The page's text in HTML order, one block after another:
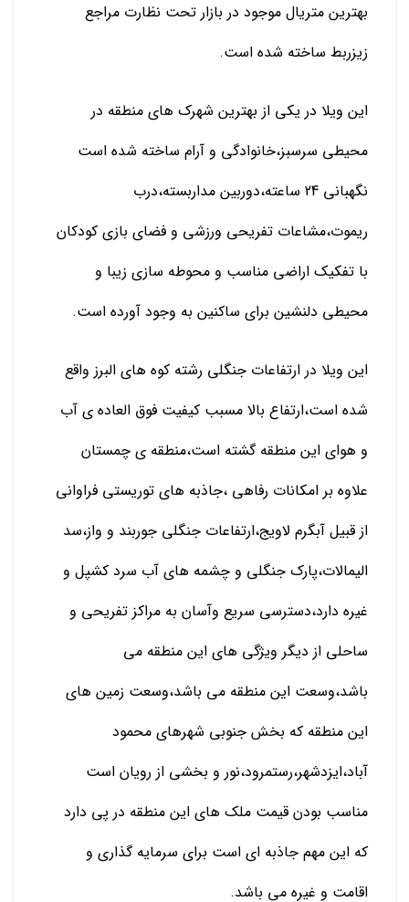
بهترین متریال موجود در بازار تحت نظارت مراجع
زیزربط ساخته شده است.
این ویلا در یکی از بهترین شهرک های منطقه در
محیطی سرسبز،خانوادگی و آرام ساخته شده است
نگهبانی 24 ساعته،دوربین مداربسته،درب
ریموت،مشاعات تفریحی ورزشی و فضای بازی کودکان
با تفکیک اراضی مناسب و محوطه سازی زیبا و
محیطی دلنشین برای ساکنین به وجود آورده است.
این ویلا در ارتفاعات جنگلی رشته کوه های البرز واقع
شده است،ارتفاع بالا مسبب کیفیت فوق العاده ی آب
و هوای این منطقه گشته است،منطقه ی چمستان
علاوه بر امکانات رفاهی ،جاذبه های توریستی فراوانی
از قبیل آبگرم لاویج،ارتفاعات جنگلی جوربند و واز،سد
الیمالات،پارک جنگلی و چشمه های آب سرد کشپل و
غیره دارد،دسترسی سریع وآسان به مراکز تفریحی و
ساحلی از دیگر ویژگی های این منطقه می
باشد،وسعت این منطقه می باشد،وسعت زمین های
این منطقه که بخش جنوبی شهرهای محمود
آباد،ایزدشهر،رستمرود،نور و بخشی از رویان است
مناسب بودن قیمت ملک های این منطقه در پی دارد
که این مهم جاذبه ای است برای سرمایه گذاری و
اقامت و غیره می باشد.